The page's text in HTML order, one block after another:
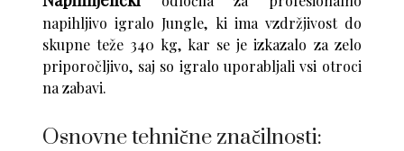
napihljivo igralo Jungle, ki ima vzdržjivost do
skupne teže 340 kg, kar se je izkazalo za zelo
priporočljivo, saj so igralo uporabljali vsi otroci
na zabavi.
Osnovne tehnične značilnosti: